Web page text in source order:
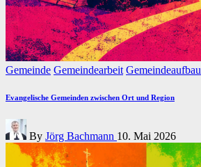
Posted
Gemeinde Gemeindearbeit Gemeindeaufbau
Evangelische Gemeinden zwischen Ort und Region
Posted
by
By Jörg Bachmann 10. Mai 2026